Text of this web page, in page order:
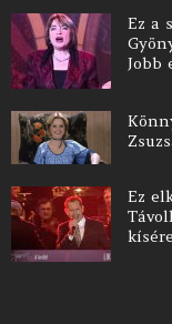
Ez a
Jobb
Ez